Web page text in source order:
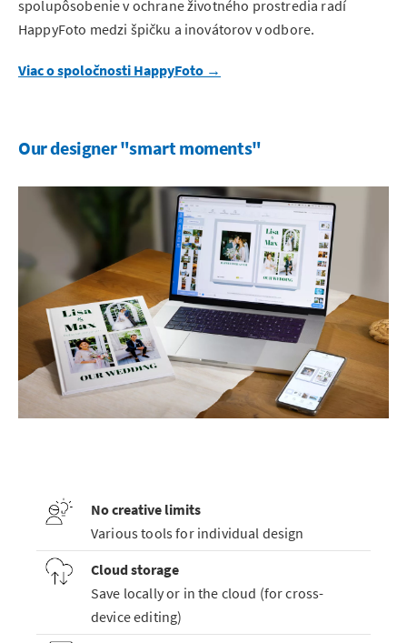
spolupôsobenie v ochrane životného prostredia radí
HappyFoto medzi špičku a inovátorov v odbore.
Viac o spoločnosti HappyFoto →
Our designer "smart moments"
No creative limits
Various tools for individual design
Cloud storage
Save locally or in the cloud (for cross-
device editing)